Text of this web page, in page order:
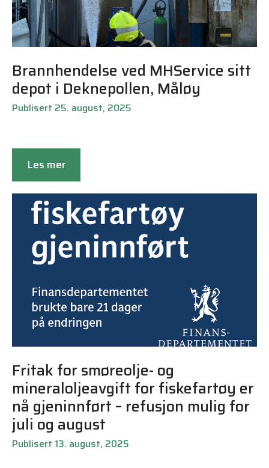
Brannhendelse ved MHService sitt
depot i Deknepollen, Måløy
Publisert 25. august, 2025
Les mer
Fritak for smøreolje- og
mineraloljeavgift for fiskefartøy er
nå gjeninnført – refusjon mulig for
juli og august
Publisert 13. august, 2025